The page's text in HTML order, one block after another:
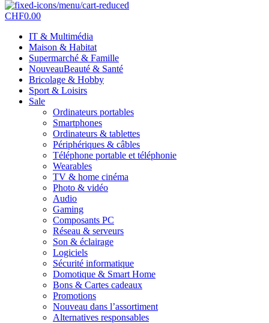
CHF0.00
IT & Multimédia
Maison & Habitat
Supermarché & Famille
NouveauBeauté & Santé
Bricolage & Hobby
Sport & Loisirs
Sale
Ordinateurs portables
Smartphones
Ordinateurs & tablettes
Périphériques & câbles
Téléphone portable et téléphonie
Wearables
TV & home cinéma
Photo & vidéo
Audio
Gaming
Composants PC
Réseau & serveurs
Son & éclairage
Logiciels
Sécurité informatique
Domotique & Smart Home
Bons & Cartes cadeaux
Promotions
Nouveau dans l’assortiment
Alternatives responsables